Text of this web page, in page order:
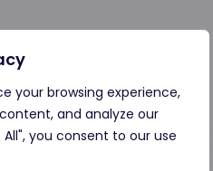
your browsing experience,
and analyze our
you consent to our use